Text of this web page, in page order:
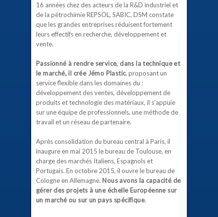
16 années chez des acteurs de la R&D industriel et
de la pétrochimie REPSOL, SABIC, DSM constate
que les grandes entreprises réduisent fortement
leurs effectifs en recherche, développement et
vente.
Passionné à rendre service, dans la technique et
le marché, il crée Jémo Plastic, proposant un
service flexible dans les domaines du :
développement des ventes, développement de
produits et technologie des matériaux, il s’appuie
sur une équipe de professionnels, une méthode de
travail et un réseau de partenaire.
Après consolidation du bureau central à Paris, il
inaugure en mai 2015 le bureau de Toulouse, en
charge des marchés Italiens, Espagnols et
Portugais. En octobre 2015, il ouvre le bureau de
Cologne en Allemagne. Nous avons la capacité de
gérer des projets à une échelle Européenne sur
un marché ou sur un pays spécifique.